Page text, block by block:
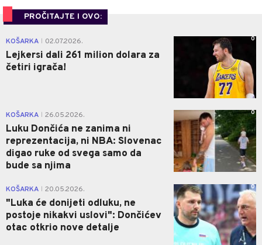
PROČITAJTE I OVO:
KOŠARKA 02.07.2026.
Lejkersi dali 261 milion dolara za
četiri igrača!
0
KOŠARKA 26.05.2026.
Luku Dončića ne zanima ni
reprezentacija, ni NBA: Slovenac
digao ruke od svega samo da
bude sa njima
0
KOŠARKA 20.05.2026.
"Luka će donijeti odluku, ne
postoje nikakvi uslovi": Dončićev
otac otkrio nove detalje
0